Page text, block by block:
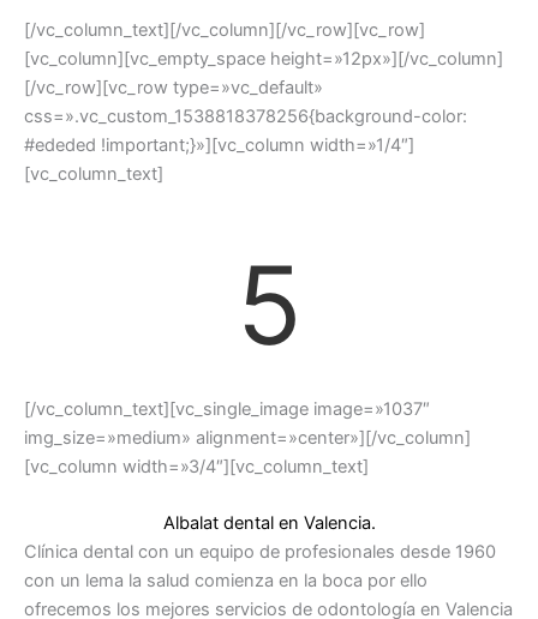
[/vc_column_text][/vc_column][/vc_row][vc_row]
[vc_column][vc_empty_space height=»12px»][/vc_column]
[/vc_row][vc_row type=»vc_default»
css=».vc_custom_1538818378256{background-color:
#ededed !important;}»][vc_column width=»1/4″]
[vc_column_text]
5
[/vc_column_text][vc_single_image image=»1037″
img_size=»medium» alignment=»center»][/vc_column]
[vc_column width=»3/4″][vc_column_text]
Albalat dental en Valencia.
Clínica dental con un equipo de profesionales desde 1960
con un lema la salud comienza en la boca por ello
ofrecemos los mejores servicios de odontología en Valencia